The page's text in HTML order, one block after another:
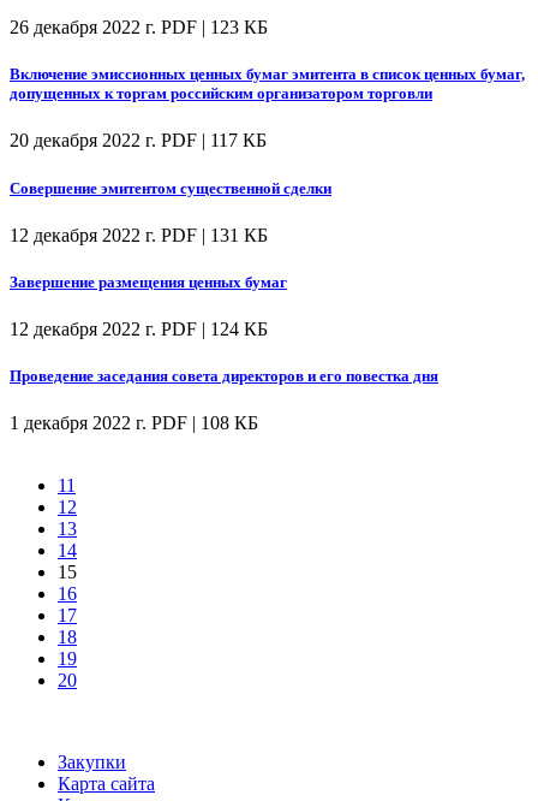
26 декабря 2022 г. PDF | 123 КБ
Включение эмиссионных ценных бумаг эмитента в список ценных бумаг,
допущенных к торгам российским организатором торговли
20 декабря 2022 г. PDF | 117 КБ
Совершение эмитентом существенной сделки
12 декабря 2022 г. PDF | 131 КБ
Завершение размещения ценных бумаг
12 декабря 2022 г. PDF | 124 КБ
Проведение заседания совета директоров и его повестка дня
1 декабря 2022 г. PDF | 108 КБ
11
12
13
14
15
16
17
18
19
20
Закупки
Карта сайта